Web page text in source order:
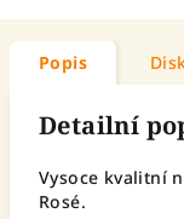
Popis
Detailní
Vysoce kvalitní
Rosé.